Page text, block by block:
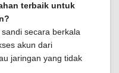
terbaik untuk
secara berkala
akun dari
jaringan yang tidak